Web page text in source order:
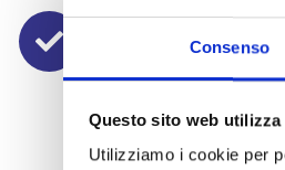
Consenso
Questo sito web
Utilizziamo i cookie per
TERAPIA
patologie di interesse
emicrania)